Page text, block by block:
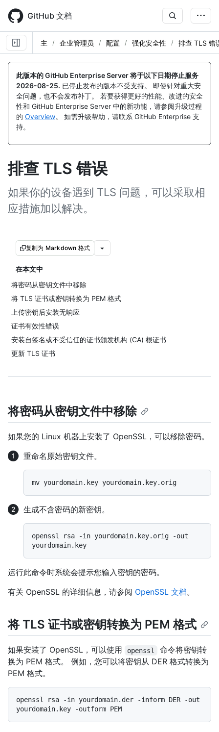
main
content
GitHub 文档
主 企业管理员 配置 强化安全性 排查 TLS 错
此版本的 GitHub Enterprise Server 将于以下日期停止服务
2026-08-25. 已停止发布的版本不受支持。 即使针对重大安
全问题，也不会发布补丁。 若要获得更好的性能、改进的安全
性和 GitHub Enterprise Server 中的新功能，请参阅升级过程
的 Overview。 如需升级帮助，请联系 GitHub Enterprise 支
持。
排查 TLS 错误
如果你的设备遇到 TLS 问题，可以采取相
应措施加以解决。
复制为 Markdown 格式
在本文中
将密码从密钥文件中移除
将 TLS 证书或密钥转换为 PEM 格式
上传密钥后安装无响应
证书有效性错误
安装自签名或不受信任的证书颁发机构 (CA) 根证书
更新 TLS 证书
将密码从密钥文件中移除
如果您的 Linux 机器上安装了 OpenSSL，可以移除密码。
重命名原始密钥文件。
生成不含密码的新密钥。
openssl rsa -in yourdomain.key.orig -out
运行此命令时系统会提示您输入密钥的密码。
有关 OpenSSL 的详细信息，请参阅 OpenSSL 文档。
将 TLS 证书或密钥转换为 PEM 格式
如果安装了 OpenSSL，可以使用 openssl
命令将密钥转
换为 PEM 格式。 例如，您可以将密钥从 DER 格式转换为
PEM 格式。
openssl rsa -in yourdomain.der -inform DER -out